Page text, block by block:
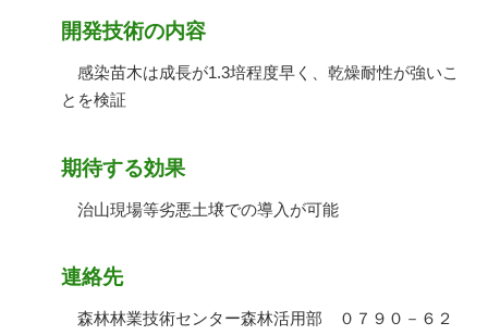
開発技術の内容
感染苗木は成長が1.3培程度早く、乾燥耐性が強いこ
とを検証
期待する効果
治山現場等劣悪土壌での導入が可能
連絡先
森林林業技術センター森林活用部 ０７９０－６２